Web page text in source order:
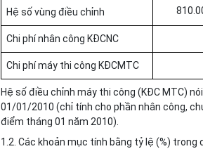
Hệ số vùng điều chỉnh
Chi phí nhân công KĐCNC
Chi phí máy thi công KĐCMTC
Hệ số điều chỉnh máy thi công (KĐC MTC)
01/01/2010 (chỉ tính cho phần nhân công,
điểm tháng 01 năm 2010).
1.2. Các khoản mục tính bằng tỷ lệ (%) trong